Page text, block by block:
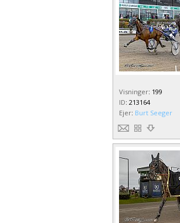
Visninger: 199
ID: 213164
Ejer: Burt Seeger